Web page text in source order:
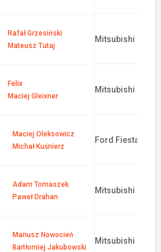
Rafał Grzesiński
Mateusz Tutaj
Mitsubishi
Felix
Maciej Gleixner
Mitsubishi
Maciej Oleksowicz
Michał Kuśnierz
Ford Fiesta
Adam Tomaszek
Paweł Drahan
Mitsubishi
Mariusz Nowocień
Bartłomiej Jakubowski
Mitsubishi